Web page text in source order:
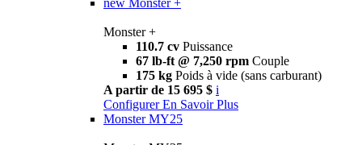
new Monster +
Monster +
110.7 cv Puissance
67 lb-ft @ 7,250 rpm Couple
175 kg Poids à vide (sans carburant)
A partir de 15 695 $ i
Configurer En Savoir Plus
Monster MY25